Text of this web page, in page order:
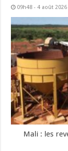
09h48 - 4 août 2026
Mali : les